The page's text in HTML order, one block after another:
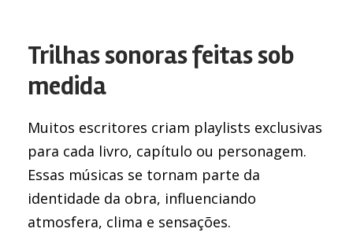
Trilhas sonoras feitas sob
medida
Muitos escritores criam playlists exclusivas
para cada livro, capítulo ou personagem.
Essas músicas se tornam parte da
identidade da obra, influenciando
atmosfera, clima e sensações.